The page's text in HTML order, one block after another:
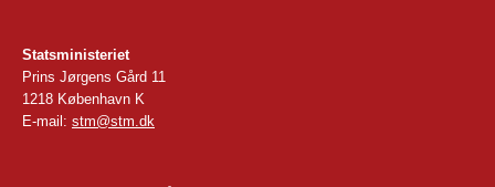
Statsministeriet
Prins Jørgens Gård 11
1218 København K
E-mail: stm@stm.dk